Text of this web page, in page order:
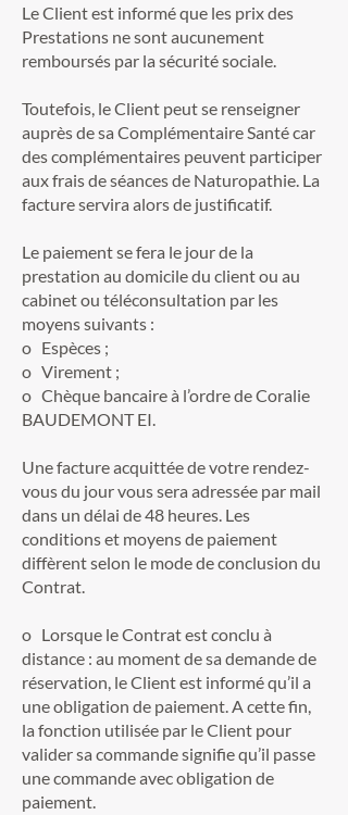
Le Client est informé que les prix des
Prestations ne sont aucunement
remboursés par la sécurité sociale.
Toutefois, le Client peut se renseigner
auprès de sa Complémentaire Santé car
des complémentaires peuvent participer
aux frais de séances de Naturopathie. La
facture servira alors de justificatif.
Le paiement se fera le jour de la
prestation au domicile du client ou au
cabinet ou téléconsultation par les
moyens suivants :
o Espèces ;
o Virement ;
o Chèque bancaire à l’ordre de Coralie
BAUDEMONT EI.
Une facture acquittée de votre rendez-
vous du jour vous sera adressée par mail
dans un délai de 48 heures. Les
conditions et moyens de paiement
diffèrent selon le mode de conclusion du
Contrat.
o Lorsque le Contrat est conclu à
distance : au moment de sa demande de
réservation, le Client est informé qu’il a
une obligation de paiement. A cette fin,
la fonction utilisée par le Client pour
valider sa commande signifie qu’il passe
une commande avec obligation de
paiement.